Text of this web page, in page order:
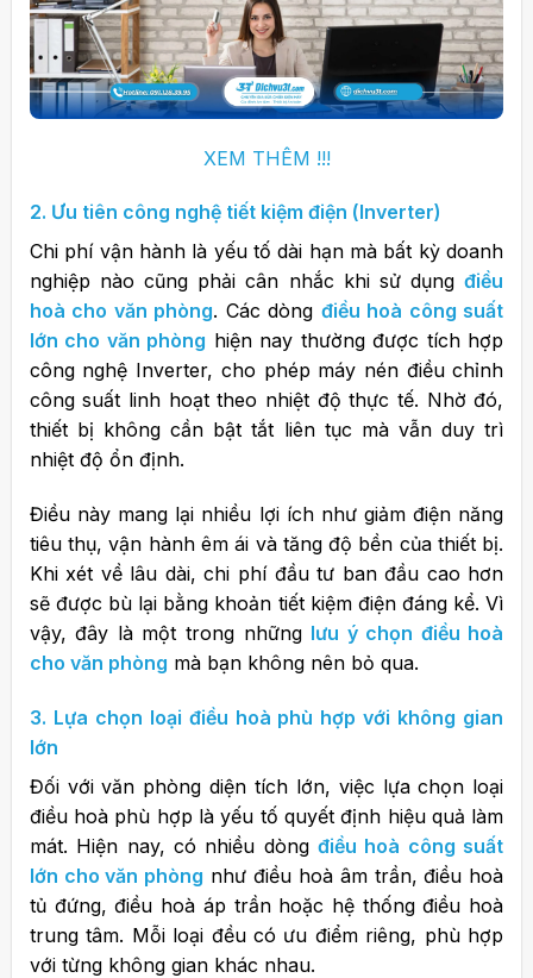
XEM THÊM !!!
2. Ưu tiên công nghệ tiết kiệm điện (Inverter)
Chi phí vận hành là yếu tố dài hạn mà bất kỳ doanh
nghiệp nào cũng phải cân nhắc khi sử dụngđiều
hoà cho văn phòng. Các dòng điều hoà công suất
lớn cho văn phòng hiện nay thường được tích hợp
công nghệ Inverter, cho phép máy nén điều chỉnh
công suất linh hoạt theo nhiệt độ thực tế. Nhờ đó,
thiết bị không cần bật tắt liên tục mà vẫn duy trì
nhiệt độ ổn định.
Điều này mang lại nhiều lợi ích như giảm điện năng
tiêu thụ, vận hành êm ái và tăng độ bền của thiết bị.
Khi xét về lâu dài, chi phí đầu tư ban đầu cao hơn
sẽ được bù lại bằng khoản tiết kiệm điện đáng kể.Vì
vậy, đây là một trong những lưu ý chọn điều hoà
cho văn phòng mà bạn không nên bỏ qua.
3. Lựa chọn loại điều hoà phù hợp với không gian
lớn
Đối với văn phòng diện tích lớn, việc lựa chọn loại
điều hoà phù hợp là yếu tố quyết định hiệu quả làm
mát. Hiện nay, có nhiều dòngđiều hoà công suất
lớn cho văn phòng như điều hoà âm trần, điều hoà
tủ đứng, điều hoà áp trần hoặc hệ thống điều hoà
trung tâm. Mỗi loại đều có ưu điểm riêng, phù hợp
với từng không gian khác nhau.